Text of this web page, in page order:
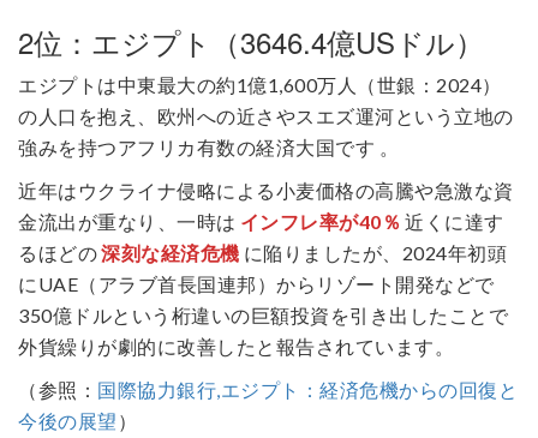
2位：エジプト（3646.4億USドル）
エジプトは中東最大の約1億1,600万人（世銀：2024）
の人口を抱え、欧州への近さやスエズ運河という立地の
強みを持つアフリカ有数の経済大国です 。
近年はウクライナ侵略による小麦価格の高騰や急激な資
金流出が重なり、一時は インフレ率が40％ 近くに達す
るほどの深刻な経済危機 に陥りましたが、2024年初頭
にUAE（アラブ首長国連邦）からリゾート開発などで
350億ドルという桁違いの巨額投資を引き出したことで
外貨繰りが劇的に改善したと報告されています。
（参照： 国際協力銀行,エジプト：経済危機からの回復と
今後の展望 ）